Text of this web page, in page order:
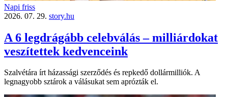
Napi friss
2026. 07. 29. story.hu
A 6 legdrágább celebválás – milliárdokat
veszítettek kedvenceink
Szalvétára írt házassági szerződés és repkedő dollármilliók. A
legnagyobb sztárok a válásukat sem aprózták el.